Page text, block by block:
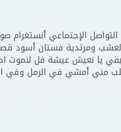
الإجتماعي أنستغرام
ومرتدية فستان أسود
يا نعيش عيشة فل لنموت
مني أمشي في الرمل وفي